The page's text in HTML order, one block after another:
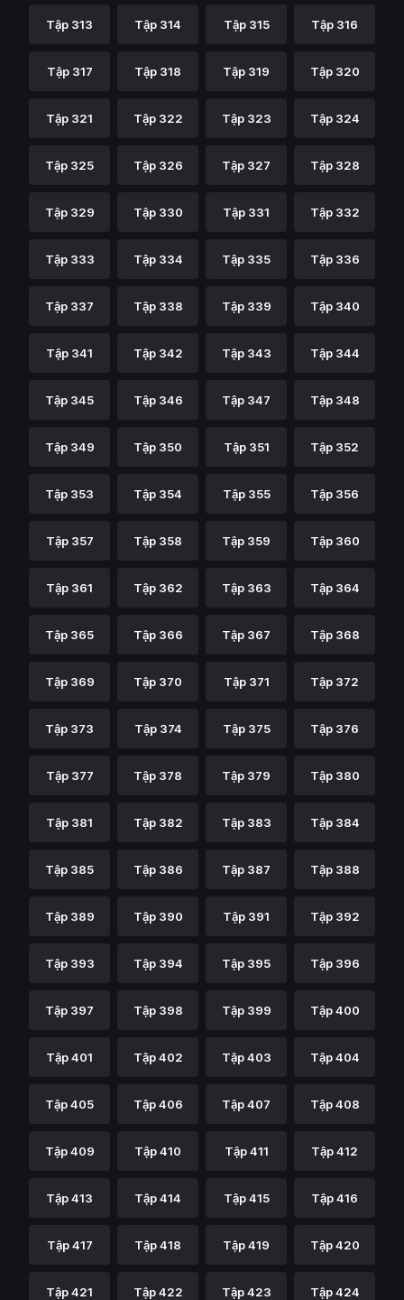
Tập 313 Tập 314 Tập 315 Tập 316
Tập 317 Tập 318 Tập 319 Tập 320
Tập 321 Tập 322 Tập 323 Tập 324
Tập 325 Tập 326 Tập 327 Tập 328
Tập 329 Tập 330 Tập 331 Tập 332
Tập 333 Tập 334 Tập 335 Tập 336
Tập 337 Tập 338 Tập 339 Tập 340
Tập 341 Tập 342 Tập 343 Tập 344
Tập 345 Tập 346 Tập 347 Tập 348
Tập 349 Tập 350 Tập 351 Tập 352
Tập 353 Tập 354 Tập 355 Tập 356
Tập 357 Tập 358 Tập 359 Tập 360
Tập 361 Tập 362 Tập 363 Tập 364
Tập 365 Tập 366 Tập 367 Tập 368
Tập 369 Tập 370 Tập 371 Tập 372
Tập 373 Tập 374 Tập 375 Tập 376
Tập 377 Tập 378 Tập 379 Tập 380
Tập 381 Tập 382 Tập 383 Tập 384
Tập 385 Tập 386 Tập 387 Tập 388
Tập 389 Tập 390 Tập 391 Tập 392
Tập 393 Tập 394 Tập 395 Tập 396
Tập 397 Tập 398 Tập 399 Tập 400
Tập 401 Tập 402 Tập 403 Tập 404
Tập 405 Tập 406 Tập 407 Tập 408
Tập 409 Tập 410 Tập 411 Tập 412
Tập 413 Tập 414 Tập 415 Tập 416
Tập 417 Tập 418 Tập 419 Tập 420
Tập 421 Tập 422 Tập 423 Tập 424